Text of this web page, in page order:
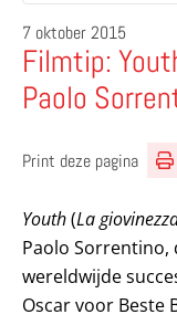
7 oktober 2015
Filmtip:
Paolo
Print deze pagina
Youth(La
Paolo Sorrentino,
wereldwijde
Oscar voor Beste